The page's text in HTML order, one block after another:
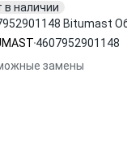
в наличии
Bitumast
4607952901148
замены